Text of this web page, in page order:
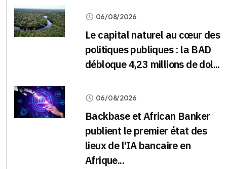
06/08/2026
Le capital naturel au cœur des
politiques publiques : la BAD
débloque 4,23 millions de dol...
06/08/2026
Backbase et African Banker
publient le premier état des
lieux de l'IA bancaire en
Afrique...